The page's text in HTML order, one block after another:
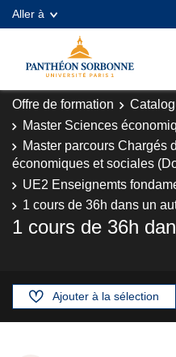
Aller à
Offre de formation
Master Sciences
Master parcours Chargés
économiques et sociales
UE2 Enseignemts
1 cours de 36h dans un
1 cours de 36h
Ajouter à la sélection